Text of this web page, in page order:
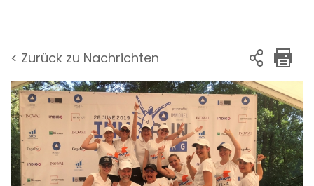
< Zurück zu Nachrichten